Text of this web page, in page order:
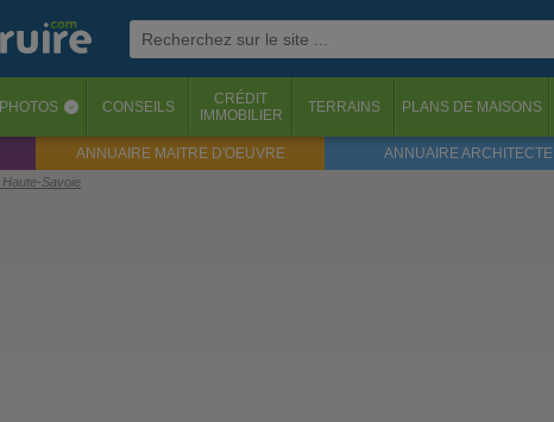
PHOTOS ‹ CONSEILS
CRÉDIT
IMMOBILIER
TERRAINS PLANS DE MAISONS
ANNUAIRE MAITRE D'OEUVRE ANNUAIRE ARCHITECTE
Savoie